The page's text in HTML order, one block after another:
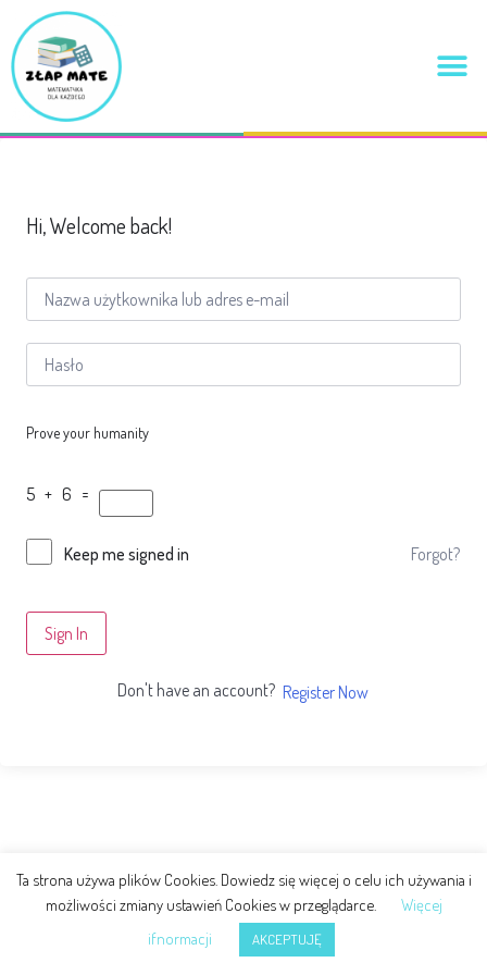
Hi, Welcome back!
Prove your humanity
5 + 6 =
Keep me signed in Forgot?
Sign In
Don't have an account? Register Now
Ta strona używa plików Cookies. Dowiedz się więcej o celu ich używania i
możliwości zmiany ustawień Cookies w przeglądarce.
Więcej
ifnormacji
AKCEPTUJĘ